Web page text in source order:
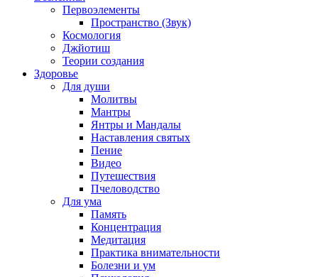
Первоэлементы
Пространство (Звук)
Космология
Джйотиш
Теории создания
Здоровье
Для души
Молитвы
Мантры
Янтры и Мандалы
Наставления святых
Пение
Видео
Путешествия
Пчеловодство
Для ума
Память
Концентрация
Медитация
Практика внимательности
Болезни и ум